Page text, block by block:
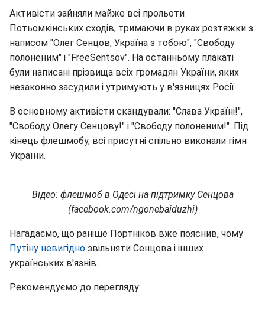
Активісти зайняли майже всі прольоти
Потьомкінських сходів, тримаючи в руках розтяжки з
написом "Олег Сенцов, Україна з тобою", "Свободу
полоненим" і "FreeSentsov". На останньому плакаті
були написані прізвища всіх громадян України, яких
незаконно засудили і утримують у в'язницях Росії.
В основному активісти скандували: "Слава Україні!",
"Свободу Олегу Сенцову!" і "Свободу полоненим!". Під
кінець флешмобу, всі присутні спільно виконали гімн
України.
Відео: флешмоб в Одесі на підтримку Сенцова
(facebook.com/ngonebaiduzhi)
Нагадаємо, що раніше Портніков вже пояснив, чому
Путіну невигідно звільняти Сенцова і інших
українських в'язнів.
Рекомендуємо до перегляду: